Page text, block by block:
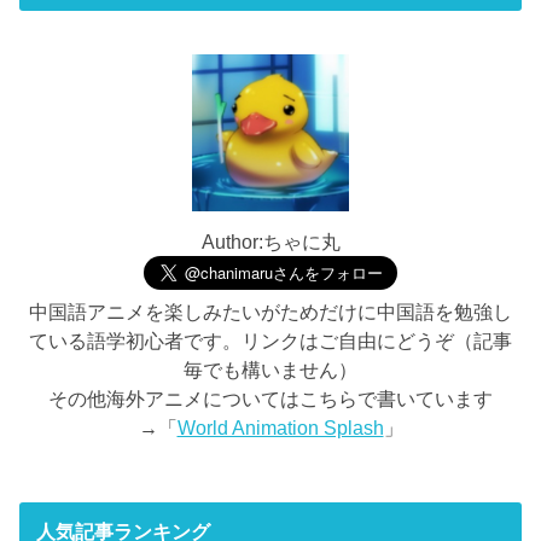
Author:ちゃに丸
中国語アニメを楽しみたいがためだけに中国語を勉強し
ている語学初心者です。リンクはご自由にどうぞ（記事
毎でも構いません）
その他海外アニメについてはこちらで書いています
→「World Animation Splash 」
人気記事ランキング